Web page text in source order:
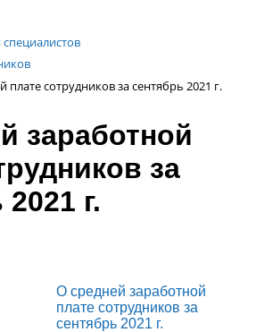
специалистов
плате сотрудников за сентябрь 2021 г.
заработной
за
г.
О средней заработной
плате сотрудников за
сентябрь 2021 г.